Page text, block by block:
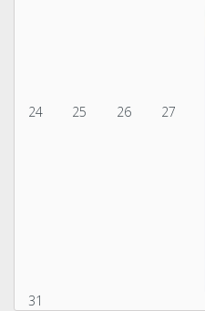
24 25 26 27
31